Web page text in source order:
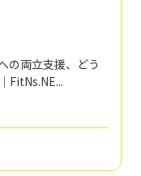
の両立支援、どう
FitNs.NE...